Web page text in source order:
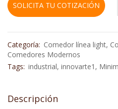
SOLICITA TU COTIZACIÓN
Categoría: Comedor línea light,
Comedores Modernos
Tags: industrial, innovarte1 ,
Descripción